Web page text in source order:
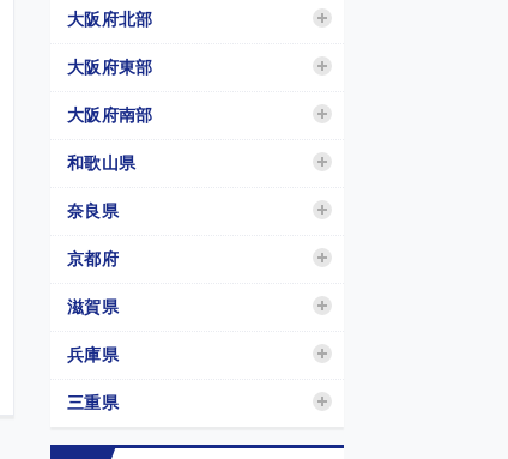
大阪府北部
大阪府東部
大阪府南部
和歌山県
奈良県
京都府
滋賀県
兵庫県
三重県